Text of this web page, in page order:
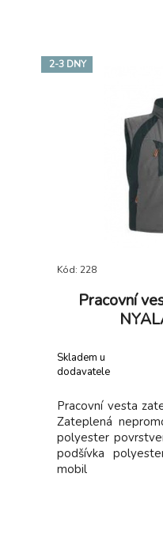
2-3 DNY
Kód: 228
Pracovní
Skladem u
dodavatele
Pracovní vesta
Zateplená
polyester
podšívka
mobil